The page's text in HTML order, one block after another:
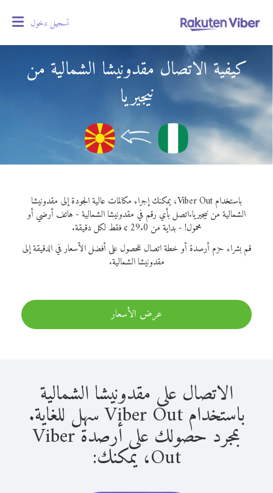
تسجيل دخول
كيفية الاتصال مقدونيشا الشمالية من
نيجيريا
باستخدام Viber Out، يمكنك إجراء مكالمات عالية الجودة إلى مقدونيشا
الشمالية من نيجيريا.اتصل بأي رقم في مقدونيشا الشمالية - هاتف أرضي أو
محمول! - بداية من 29.0 ¢ فقط لكل دقيقة.
قم بشراء حزم أرصدة أو خطة اتصال للحصول على أفضل الأسعار في الدقيقة إلى
مقدونيشا الشمالية.
عرض الأسعار
الاتصال على مقدونيشا الشمالية
باستخدام Viber Out سهل للغاية.
بمجرد حصولك على أرصدة Viber
Out، يمكنك: